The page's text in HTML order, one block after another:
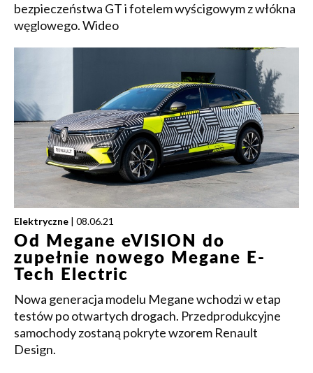
bezpieczeństwa GT i fotelem wyścigowym z włókna
węglowego. Wideo
Elektryczne | 08.06.21
Od Megane eVISION do
zupełnie nowego Megane E-
Tech Electric
Nowa generacja modelu Megane wchodzi w etap
testów po otwartych drogach. Przedprodukcyjne
samochody zostaną pokryte wzorem Renault
Design.